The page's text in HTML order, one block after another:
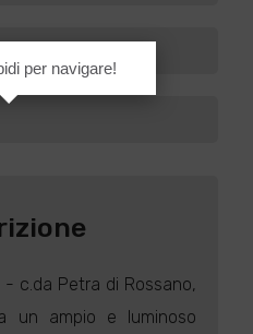
c.da Petra di Rossano,
un ampio e luminoso
per navigare!